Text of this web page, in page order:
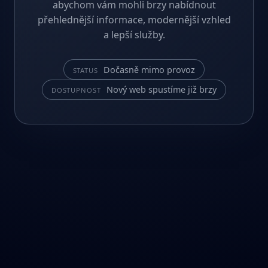
abychom vám mohli brzy nabídnout
přehlednější informace, modernější vzhled
a lepší služby.
STATUS Dočasně mimo provoz
DOSTUPNOST Nový web spustíme již brzy